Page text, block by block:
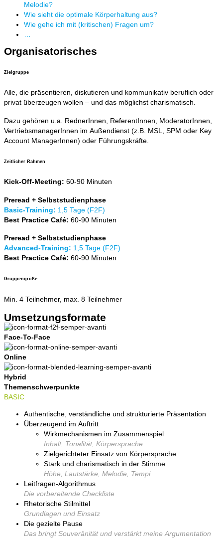
Melodie?
Wie sieht die optimale Körperhaltung aus?
Wie gehe ich mit (kritischen) Fragen um?
Organisatorisches
Zielgruppe
Alle, die präsentieren, diskutieren und kommunikativ beruflich oder
privat überzeugen wollen – und das möglichst charismatisch.
Dazu gehören u.a. RednerInnen, ReferentInnen, ModeratorInnen,
VertriebsmanagerInnen im Außendienst (z.B. MSL, SPM oder Key
Account ManagerInnen) oder Führungskräfte.
Zeitlicher Rahmen
Kick-Off-Meeting: 60-90 Minuten
Preread + Selbststudienphase
Basic-Training: 1,5 Tage (F2F)
Best Practice Café: 60-90 Minuten
Preread + Selbststudienphase
Advanced-Training: 1,5 Tage (F2F)
Best Practice Café: 60-90 Minuten
Gruppengröße
Min. 4 Teilnehmer, max. 8 Teilnehmer
Umsetzungsformate
Face-To-Face
Online
Hybrid
Themenschwerpunkte
BASIC
Authentische, verständliche und strukturierte Präsentation
Überzeugend im Auftritt
Wirkmechanismen im Zusammenspiel
Inhalt, Tonalität, Körpersprache
Zielgerichteter Einsatz von Körpersprache
Stark und charismatisch in der Stimme
Höhe, Lautstärke, Melodie, Tempi
Leitfragen-Algorithmus
Die vorbereitende Checkliste
Rhetorische Stilmittel
Grundlagen und Einsatz
Die gezielte Pause
Das bringt Souveränität und verstärkt meine Argumentation